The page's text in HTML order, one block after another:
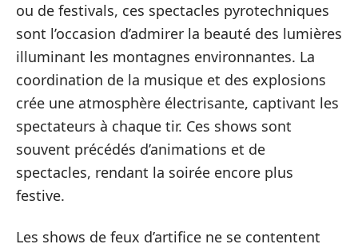
ou de festivals, ces spectacles pyrotechniques
sont l’occasion d’admirer la beauté des lumières
illuminant les montagnes environnantes. La
coordination de la musique et des explosions
crée une atmosphère électrisante, captivant les
spectateurs à chaque tir. Ces shows sont
souvent précédés d’animations et de
spectacles, rendant la soirée encore plus
festive.
Les shows de feux d’artifice ne se contentent